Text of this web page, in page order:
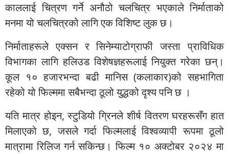
काललाई चित्रण गर्ने अनौठो चलचित्र भएकाले निर्माताको
मनमा यो चलचित्रको लागि एक विशिष्ट लुक छ।
निर्माताहरूले एक्सन र सिनेम्याटोग्राफी जस्ता प्राविधिक
विभागका लागि हलिउड विशेषज्ञहरूलाई नियुक्त गरेका छन्।
कूल १० हजारभन्दा बढी मानिस (कलाकार)को सहभागिता
रहेको यो फिल्ममा सबैभन्दा ठूलो युद्धको दृश्य पनि छ ।
यति मात्र होइन, स्टुडियो ग्रिनले शीर्ष वितरण घरहरूसँग हात
मिलाएको छ, जसले गर्दा फिल्मलाई विश्वव्यापी रूपमा ठूलो
मात्रामा रिलिज गर्न सकिन्छ। फिल्म १० अक्टोबर २०२४ मा